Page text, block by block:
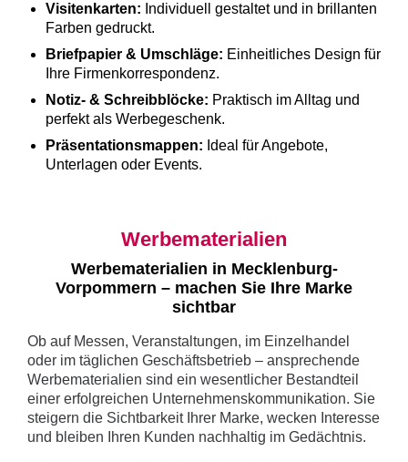
Visitenkarten: Individuell gestaltet und in brillanten
Farben gedruckt.
Briefpapier & Umschläge: Einheitliches Design für
Ihre Firmenkorrespondenz.
Notiz- & Schreibblöcke: Praktisch im Alltag und
perfekt als Werbegeschenk.
Präsentationsmappen: Ideal für Angebote,
Unterlagen oder Events.
Werbematerialien
Werbematerialien in Mecklenburg-
Vorpommern – machen Sie Ihre Marke
sichtbar
Ob auf Messen, Veranstaltungen, im Einzelhandel
oder im täglichen Geschäftsbetrieb – ansprechende
Werbematerialien sind ein wesentlicher Bestandteil
einer erfolgreichen Unternehmenskommunikation. Sie
steigern die Sichtbarkeit Ihrer Marke, wecken Interesse
und bleiben Ihren Kunden nachhaltig im Gedächtnis.